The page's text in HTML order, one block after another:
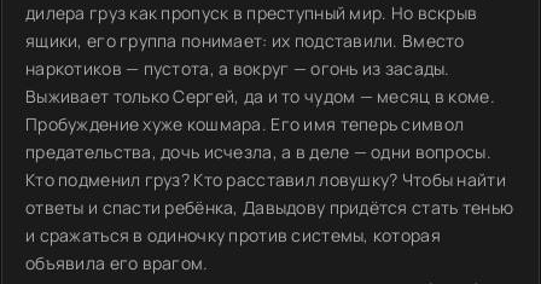
дилера груз как пропуск в преступный мир. Но вскрыв
ящики, его группа понимает: их подставили. Вместо
наркотиков — пустота, а вокруг — огонь из засады.
Выживает только Сергей, да и то чудом — месяц в коме.
Пробуждение хуже кошмара. Его имя теперь символ
предательства, дочь исчезла, а в деле — одни вопросы.
Кто подменил груз? Кто расставил ловушку? Чтобы найти
ответы и спасти ребёнка, Давыдову придётся стать тенью
и сражаться в одиночку против системы, которая
объявила его врагом.